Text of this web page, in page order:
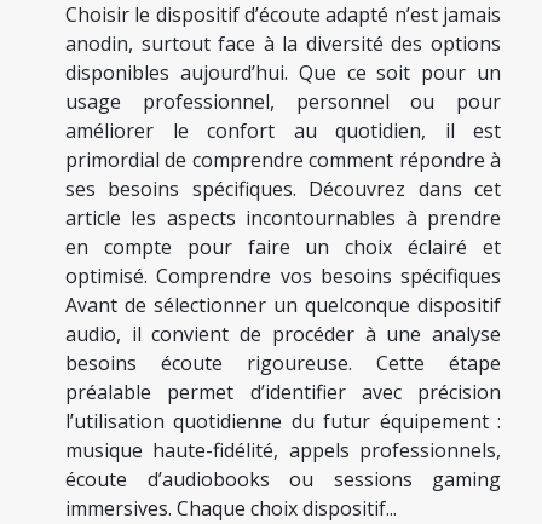
Choisir le dispositif d’écoute adapté n’est jamais
anodin, surtout face à la diversité des options
disponibles aujourd’hui. Que ce soit pour un
usage professionnel, personnel ou pour
améliorer le confort au quotidien, il est
primordial de comprendre comment répondre à
ses besoins spécifiques. Découvrez dans cet
article les aspects incontournables à prendre
en compte pour faire un choix éclairé et
optimisé. Comprendre vos besoins spécifiques
Avant de sélectionner un quelconque dispositif
audio, il convient de procéder à une analyse
besoins écoute rigoureuse. Cette étape
préalable permet d’identifier avec précision
l’utilisation quotidienne du futur équipement :
musique haute-fidélité, appels professionnels,
écoute d’audiobooks ou sessions gaming
immersives. Chaque choix dispositif...